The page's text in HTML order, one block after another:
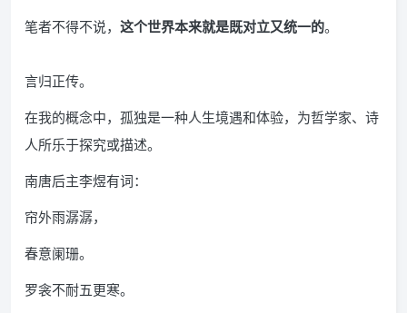
笔者不得不说， 这个世界本来就是既对立又统一的。
言归正传。
在我的概念中，孤独是一种人生境遇和体验，为哲学家、诗
人所乐于探究或描述。
南唐后主李煜有词：
帘外雨潺潺，
春意阑珊。
罗衾不耐五更寒。